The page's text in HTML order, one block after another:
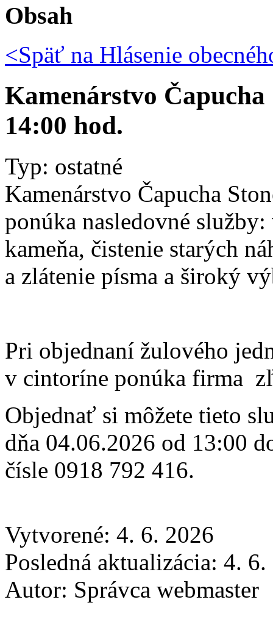
Obsah
<Späť na Hlásenie
Kamenárstvo Čapucha
14:00 hod.
Typ: ostatné
Kamenárstvo Čapucha
ponúka nasledovné
kameňa, čistenie starých
a zlátenie písma a široký
Pri objednaní žulového
v cintoríne ponúka firma
Objednať si môžete tieto
dňa 04.06.2026 od 13:00
čísle 0918 792 416.
Vytvorené: 4. 6. 2026
Posledná aktualizácia: 4.
Autor: Správca webmaster